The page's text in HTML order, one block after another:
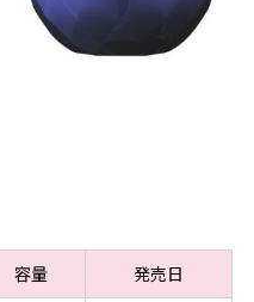
容量
発売日